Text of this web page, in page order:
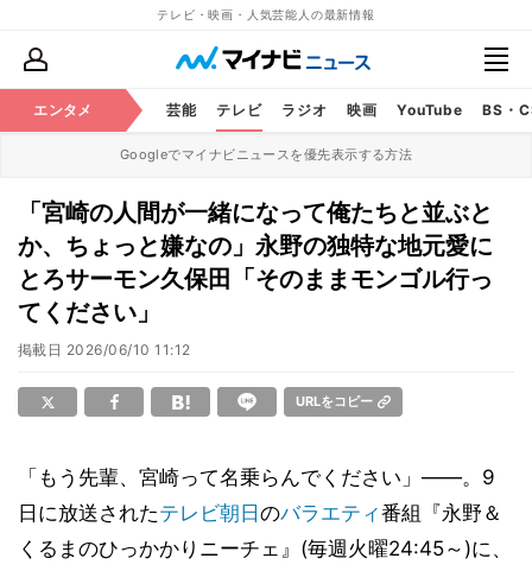
テレビ・映画・人気芸能人の最新情報
エンタメ 芸能 テレビ ラジオ 映画 YouTube BS・
Googleでマイナビニュースを優先表示する方法
「宮崎の人間が一緒になって俺たちと並ぶと
か、ちょっと嫌なの」永野の独特な地元愛に
とろサーモン久保田「そのままモンゴル行っ
てください」
掲載日 2026/06/10 11:12
URLをコピー
「もう先輩、宮崎って名乗らんでください」――。9
日に放送されたテレビ朝日 のバラエティ番組『永野＆
くるまのひっかかりニーチェ』(毎週火曜24:45～)に、